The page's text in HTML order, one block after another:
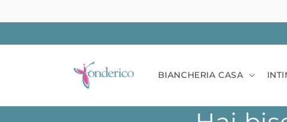
ai contenuti
BIANCHERIA CASA